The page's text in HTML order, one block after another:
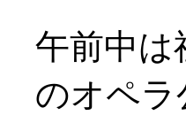
午前中は
のオペ